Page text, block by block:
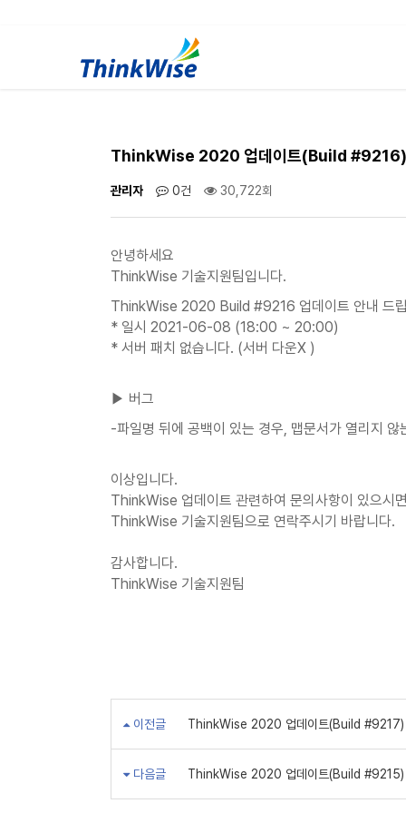
ThinkWise 2020 업데이트(Build #9216)
관리자 0건 30,722회
안녕하세요
ThinkWise 기술지원팀입니다.
ThinkWise 2020 Build #9216 업데이트 안내 드
* 일시 2021-06-08 (18:00 ~ 20:00)
* 서버 패치 없습니다. (서버 다운X )
▶ 버그
-파일명 뒤에 공백이 있는 경우, 맵문서가 열리지 않
이상입니다.
ThinkWise 업데이트 관련하여 문의사항이 있으시면
ThinkWise 기술지원팀으로 연락주시기 바랍니다.
감사합니다.
ThinkWise 기술지원팀
이전글 ThinkWise 2020 업데이트(Build #9217)
다음글 ThinkWise 2020 업데이트(Build #9215)